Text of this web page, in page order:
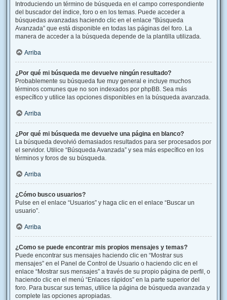
Introduciendo un término de búsqueda en el campo correspondiente
del buscador del índice, foro o en los temas. Puede acceder a
búsquedas avanzadas haciendo clic en el enlace “Búsqueda
Avanzada” que está disponible en todas las páginas del foro. La
manera de acceder a la búsqueda depende de la plantilla utilizada.
Arriba
¿Por qué mi búsqueda me devuelve ningún resultado?
Probablemente su búsqueda fue muy general e incluye muchos
términos comunes que no son indexados por phpBB. Sea más
específico y utilice las opciones disponibles en la búsqueda avanzada.
Arriba
¿Por qué mi búsqueda me devuelve una página en blanco?
La búsqueda devolvió demasiados resultados para ser procesados por
el servidor. Utilice “Búsqueda Avanzada” y sea más específico en los
términos y foros de su búsqueda.
Arriba
¿Cómo busco usuarios?
Pulse en el enlace “Usuarios” y haga clic en el enlace “Buscar un
usuario”.
Arriba
¿Como se puede encontrar mis propios mensajes y temas?
Puede encontrar sus mensajes haciendo clic en “Mostrar sus
mensajes” en el Panel de Control de Usuario o haciendo clic en el
enlace “Mostrar sus mensajes” a través de su propio página de perfil, o
haciendo clic en el menú “Enlaces rápidos” en la parte superior del
foro. Para buscar sus temas, utilice la página de búsqueda avanzada y
complete las opciones apropiadas.